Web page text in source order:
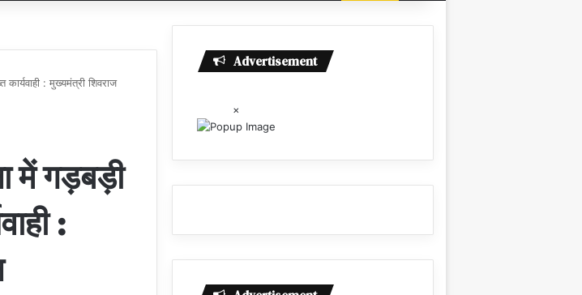
: मुख्यमंत्री शिवराज
में गड़बड़ी
:
Advertisement
×